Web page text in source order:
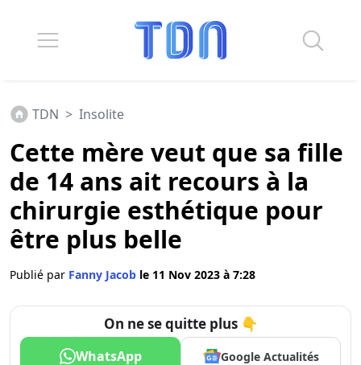
TDN > Insolite
Cette mère veut que sa fille
de 14 ans ait recours à la
chirurgie esthétique pour
être plus belle
Publié par Fanny Jacob le 11 Nov 2023 à 7:28
On ne se quitte plus 👇
WhatsApp Google Actualités